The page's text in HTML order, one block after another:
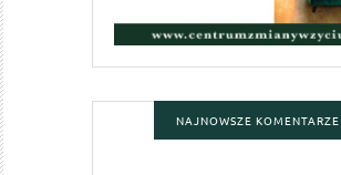
NAJNOWSZE KOMENTARZE